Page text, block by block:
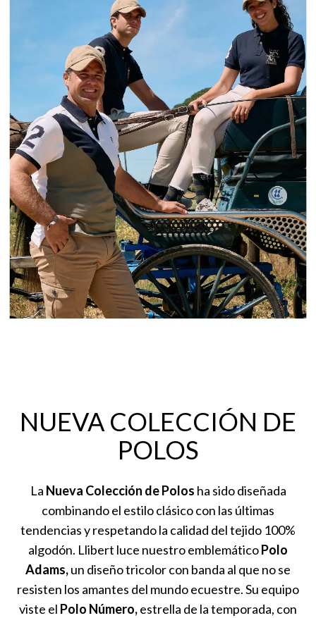
NUEVA COLECCIÓN DE
POLOS
La Nueva Colección de Polos ha sido diseñada
combinando el estilo clásico con las últimas
tendencias y respetando la calidad del tejido 100%
algodón. Llibert luce nuestro emblemáticoPolo
Adams,un diseño tricolor con banda al que no se
resisten los amantes del mundo ecuestre. Su equipo
viste el Polo Número,estrella de la temporada, con